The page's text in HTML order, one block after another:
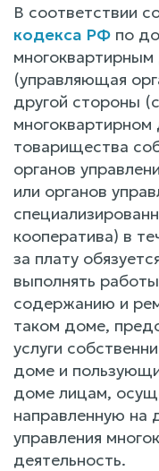
В соответствии
кодекса РФ по
(управляющая
другой стороны
многоквартирном
товарищества
органов
или органов
кооператива) в
за плату
выполнять
содержанию и
таком доме,
услуги
доме и
доме лицам,
направленную на
управления
деятельность.